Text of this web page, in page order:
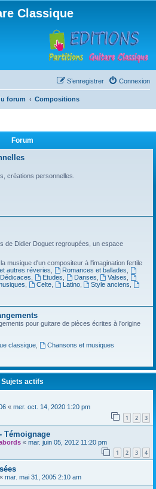
Classique
Connexion
S’enregistrer
forum Compositions
Forum
créations personnelles.
de Didier Doguet regroupées, un espace
musique d'un compositeur à l'imagination fertile
autres réveries Romances et ballades
Dédicaces Etudes Danses Valses
Celte, Latino, Style anciens
pour guitare de pièces écrites à l'origine
classique,
Chansons et musiques
Sujets actifs
« mer. oct. 14, 2020 1:20 pm
1 2 3
Témoignage
« mar. juin 05, 2012 11:20 pm
1 2 3 4
« mar. mai 31, 2005 2:10 am